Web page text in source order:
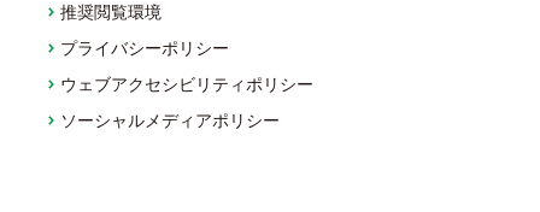
推奨閲覧環境
プライバシーポリシー
ウェブアクセシビリティポリシー
ソーシャルメディアポリシー